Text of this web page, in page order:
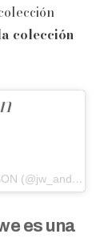
colección
Una publicación compartida por JW ANDERSON (@jw_anderson)
es una